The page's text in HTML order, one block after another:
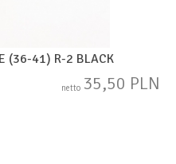
(36-41) R-2 BLACK
netto 35,50 PLN